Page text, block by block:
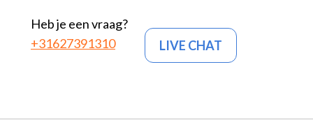
Heb je een vraag?
+31627391310
LIVE CHAT